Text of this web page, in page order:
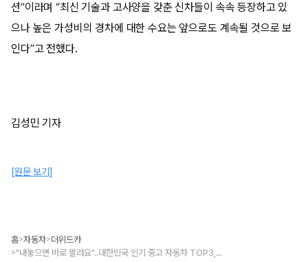
션”이라며 “최신 기술과 고사양을 갖춘 신차들이 속속 등장하고 있
으나 높은 가성비의 경차에 대한 수요는 앞으로도 계속될 것으로 보
인다”고 전했다.
김성민 기자
[원문 보기]
홈>자동차>더위드카
> "내놓으면 바로 팔려요"..대한민국 인기 중고 자동차 TOP3, '이렇게나 빨리?!'